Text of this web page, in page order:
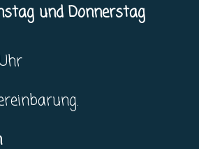
und Donnerstag